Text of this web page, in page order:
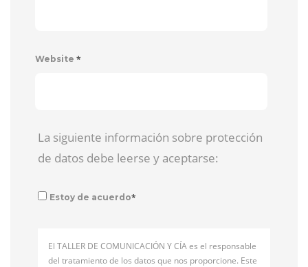
Website *
La siguiente información sobre protección
de datos debe leerse y aceptarse:
Estoy de acuerdo*
El TALLER DE COMUNICACIÓN Y CÍA es el responsable
del tratamiento de los datos que nos proporcione. Este